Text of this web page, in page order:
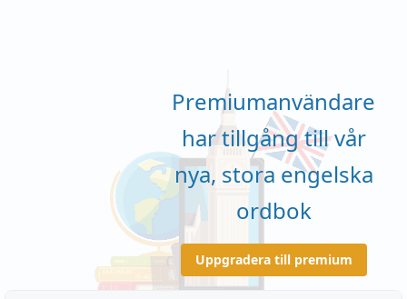
Premiumanvändare
har tillgång till vår
nya, stora engelska
ordbok
Uppgradera till premium